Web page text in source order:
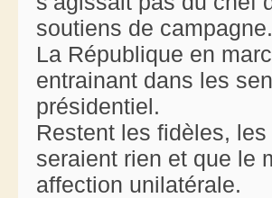
soutiens de campagne.
La République en
entrainant dans les
présidentiel.
Restent les fidèles,
seraient rien et que le
affection unilatérale.